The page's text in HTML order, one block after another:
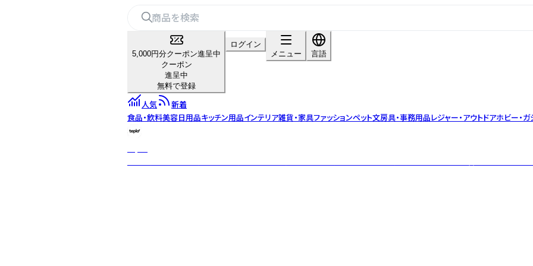
5,000円分クーポン進呈中
クーポン
進呈中
無料で登録
ログイン
メニュー
言語
人気
新着
食品・飲料美容日用品キッチン用品インテリア雑貨・家具ファッションペット文房具・事務用品レジャー・アウトドアホビー・ガ